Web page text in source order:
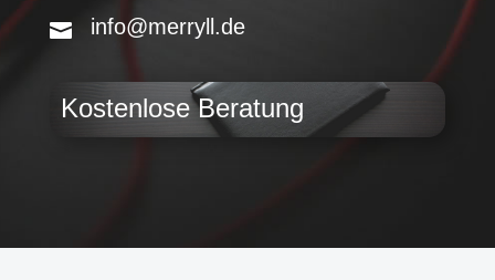
info@merryll.de
Kostenlose Beratung